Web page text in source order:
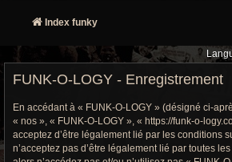
Index funky
FUNK-O-LOGY - Enregistrement
En accédant à « FUNK-O-LOGY » (désigné ci-
« nos », « FUNK-O-LOGY », « https://funk-o-
acceptez d’être légalement lié par les conditions
n’acceptez pas d’être légalement lié par toutes